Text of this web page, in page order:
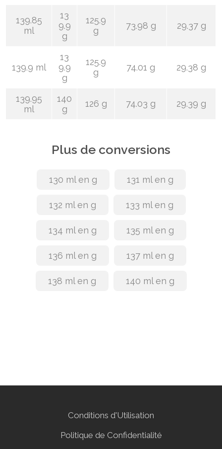
139.85
ml
13
9.9
g
125.9
g
73.98 g 29.37 g
139.9 ml
13
9.9
g
125.9
g
74.01 g 29.38 g
139.95
ml
140
g
126 g 74.03 g 29.39 g
Plus de conversions
130 ml en g 131 ml en g
132 ml en g 133 ml en g
134 ml en g 135 ml en g
136 ml en g 137 ml en g
138 ml en g 140 ml en g
Conditions d'Utilisation
Politique de Confidentialité